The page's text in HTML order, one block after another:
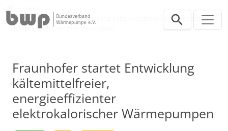
Fraunhofer startet Entwicklung kältemittelfreier, energieeffizienter
elektrokalorischer Wärmepumpen
Fraunhofer startet Entwicklung
kältemittelfreier,
energieeffizienter
elektrokalorischer Wärmepumpen